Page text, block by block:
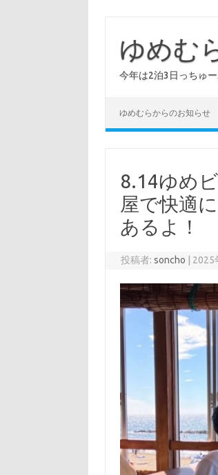
ゆめむ
今年は2泊3日っちゅ
ゆめむらからのお知らせ
8.14ゆめ
屋で快適
あるよ！
投稿者:soncho 2025